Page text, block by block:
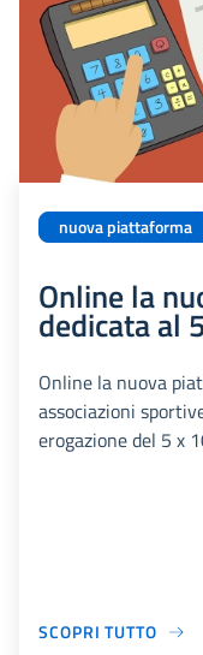
nuova piattaforma
Online la
dedicata al
Online la nuova
associazioni
erogazione del 5 x
SCOPRI TUTTO